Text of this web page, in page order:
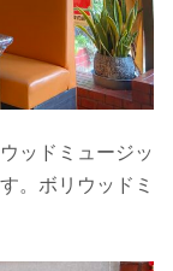
ッドミュージッ
。ボリウッドミ